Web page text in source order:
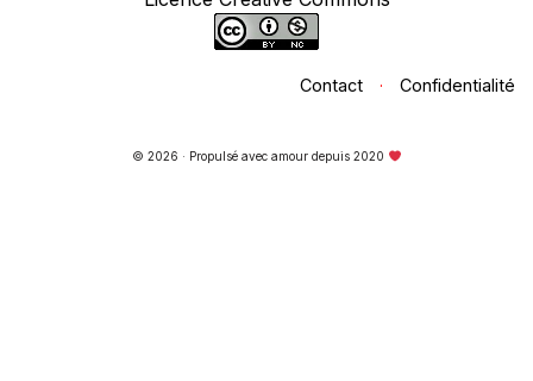
Contact · Confidentialité
© 2026 · Propulsé avec amour depuis 2020